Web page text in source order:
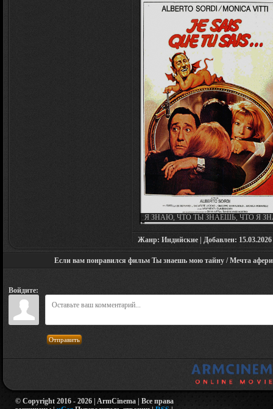
Я ЗНАЮ, ЧТО ТЫ ЗНАЕШЬ, ЧТО Я
IO SO CHE TU SAI CHE IO SO
Жанр: Индийские | Добавлен: 15.03.2026
Если вам понравился фильм Ты знаешь мою тайну / Мечта
Войдите:
Отправить
© Copyright 2016 - 2026 | ArmCinema | Все права